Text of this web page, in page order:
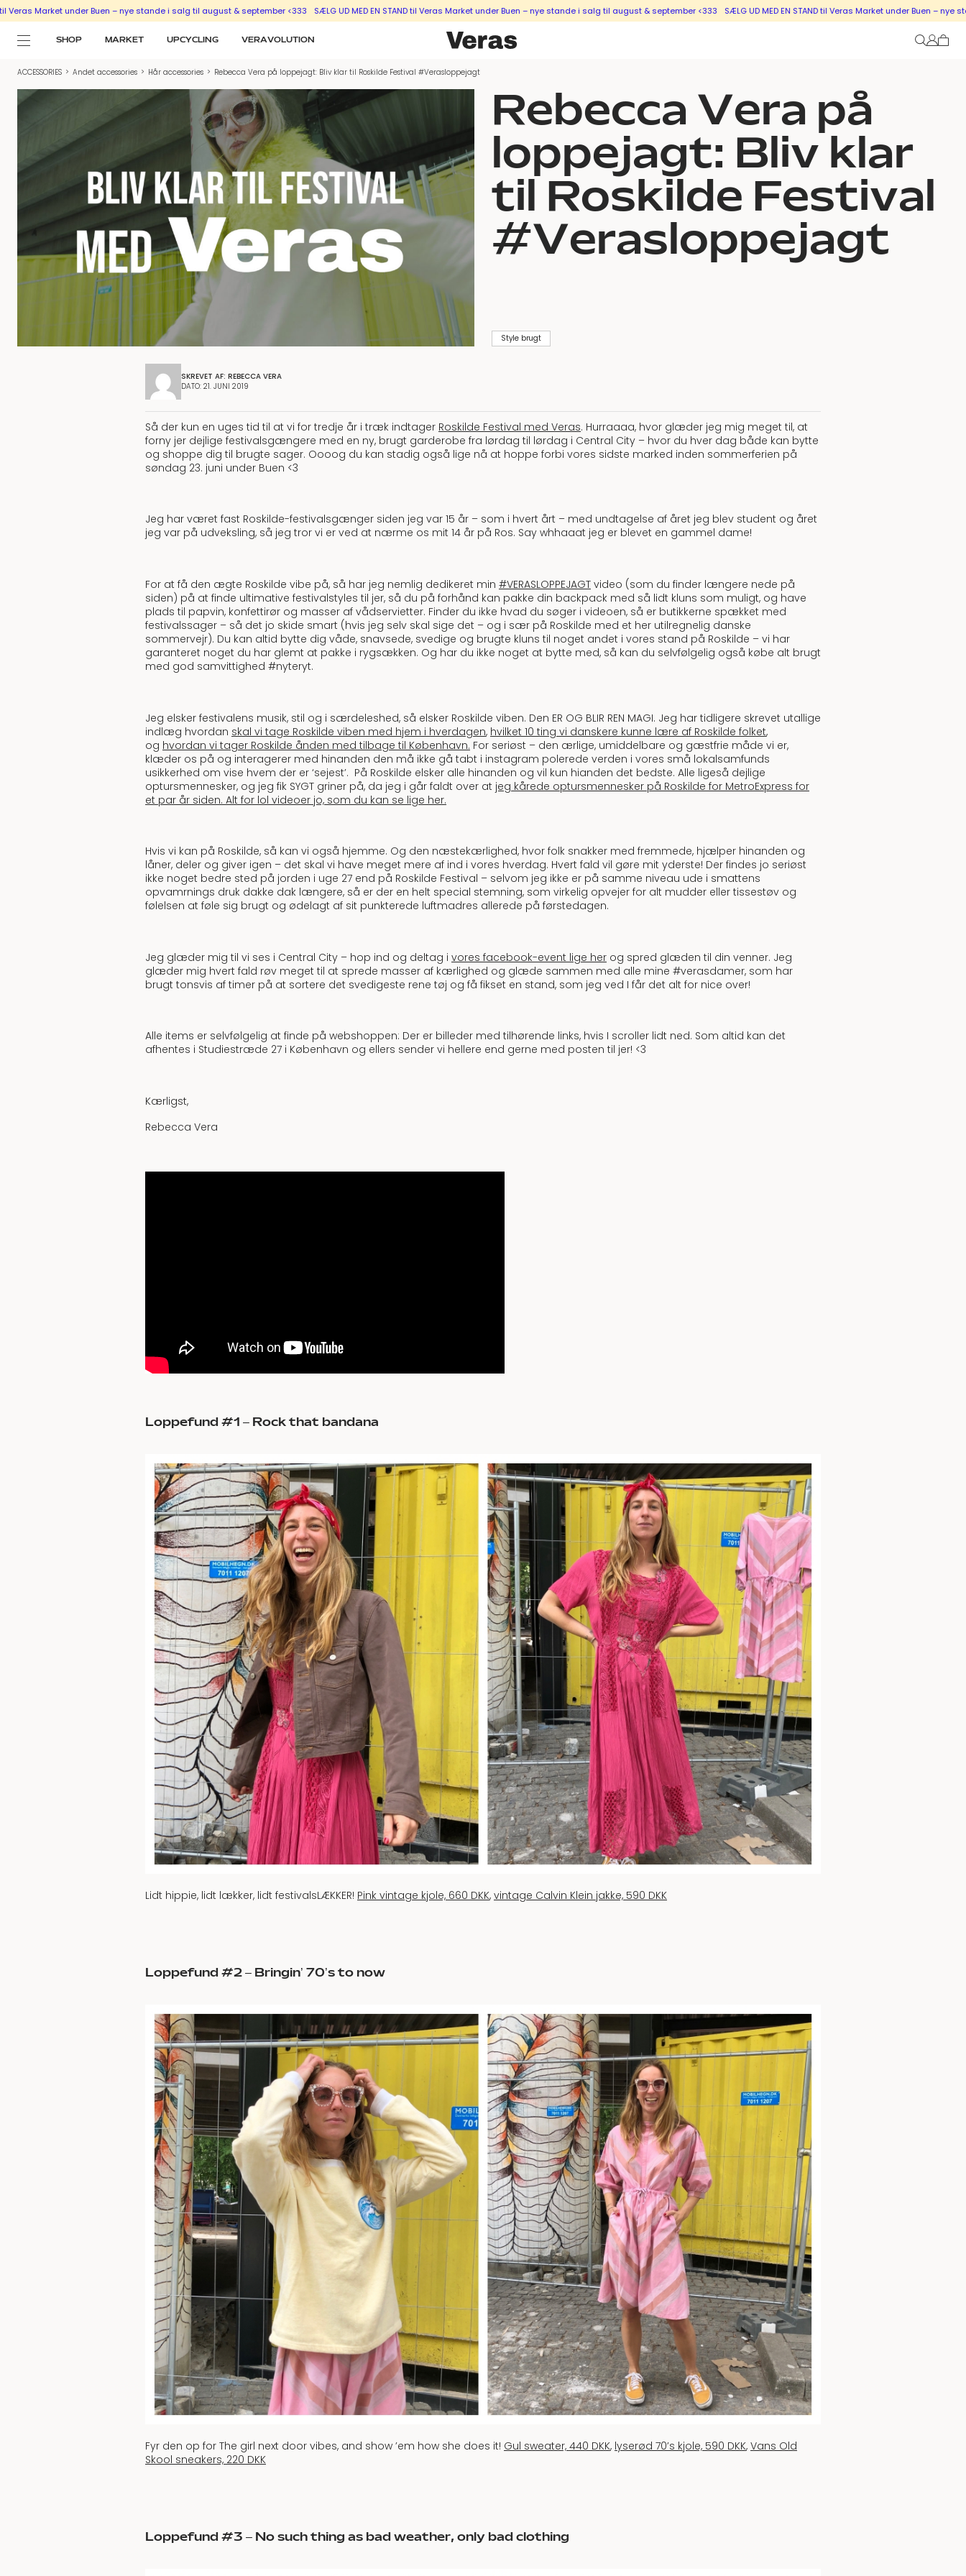
Market under Buen – nye stande i salg til august & september <333 SÆLG UD MED EN STAND til Veras Market under Buen – nye stande i salg til august & september <333 SÆLG UD MED EN STAND til Veras Market under Buen – nye stande i
SHOP MARKET UPCYCLING VERAVOLUTION
ACCESSORIES > Andet accessories > Hår accessories > Rebecca Vera på loppejagt: Bliv klar til Roskilde Festival #Verasloppejagt
Rebecca Vera på
loppejagt: Bliv klar
til Roskilde Festival
#Verasloppejagt
Style brugt
SKREVET AF: REBECCA VERA
DATO: 21. JUNI 2019
Så der kun en uges tid til at vi for tredje år i træk indtager Roskilde Festival med Veras. Hurraaaa, hvor glæder jeg mig meget til, at
forny jer dejlige festivalsgængere med en ny, brugt garderobe fra lørdag til lørdag i Central City – hvor du hver dag både kan bytte
og shoppe dig til brugte sager. Oooog du kan stadig også lige nå at hoppe forbi vores sidste marked inden sommerferien på
søndag 23. juni under Buen <3
Jeg har været fast Roskilde-festivalsgænger siden jeg var 15 år – som i hvert årt – med undtagelse af året jeg blev student og året
jeg var på udveksling, så jeg tror vi er ved at nærme os mit 14 år på Ros. Say whhaaat jeg er blevet en gammel dame!
For at få den ægte Roskilde vibe på, så har jeg nemlig dedikeret min #VERASLOPPEJAGT video (som du finder længere nede på
siden) på at finde ultimative festivalstyles til jer, så du på forhånd kan pakke din backpack med så lidt kluns som muligt, og have
plads til papvin, konfettirør og masser af vådservietter. Finder du ikke hvad du søger i videoen, så er butikkerne spækket med
festivalssager – så det jo skide smart (hvis jeg selv skal sige det – og i sær på Roskilde med et her utilregnelig danske
sommervejr). Du kan altid bytte dig våde, snavsede, svedige og brugte kluns til noget andet i vores stand på Roskilde – vi har
garanteret noget du har glemt at pakke i rygsækken. Og har du ikke noget at bytte med, så kan du selvfølgelig også købe alt brugt
med god samvittighed #nyteryt.
Jeg elsker festivalens musik, stil og i særdeleshed, så elsker Roskilde viben. Den ER OG BLIR REN MAGI. Jeg har tidligere skrevet utallige
indlæg hvordan skal vi tage Roskilde viben med hjem i hverdagen, hvilket 10 ting vi danskere kunne lære af Roskilde folket,
og hvordan vi tager Roskilde ånden med tilbage til København. For seriøst – den ærlige, umiddelbare og gæstfrie måde vi er,
klæder os på og interagerer med hinanden den må ikke gå tabt i instagram polerede verden i vores små lokalsamfunds
usikkerhed om vise hvem der er ‘sejest’. På Roskilde elsker alle hinanden og vil kun hianden det bedste. Alle ligeså dejlige
optursmennesker, og jeg fik SYGT griner på, da jeg i går faldt over at jeg kårede optursmennesker på Roskilde for MetroExpress for
et par år siden. Alt for lol videoer jo, som du kan se lige her.
Hvis vi kan på Roskilde, så kan vi også hjemme. Og den næstekærlighed, hvor folk snakker med fremmede, hjælper hinanden og
låner, deler og giver igen – det skal vi have meget mere af ind i vores hverdag. Hvert fald vil gøre mit yderste! Der findes jo seriøst
ikke noget bedre sted på jorden i uge 27 end på Roskilde Festival – selvom jeg ikke er på samme niveau ude i smattens
opvamrnings druk dakke dak længere, så er der en helt special stemning, som virkelig opvejer for alt mudder eller tissestøv og
følelsen at føle sig brugt og ødelagt af sit punkterede luftmadres allerede på førstedagen.
Jeg glæder mig til vi ses i Central City – hop ind og deltag i vores facebook-event lige her og spred glæden til din venner. Jeg
glæder mig hvert fald røv meget til at sprede masser af kærlighed og glæde sammen med alle mine #verasdamer, som har
brugt tonsvis af timer på at sortere det svedigeste rene tøj og få fikset en stand, som jeg ved I får det alt for nice over!
Alle items er selvfølgelig at finde på webshoppen: Der er billeder med tilhørende links, hvis I scroller lidt ned. Som altid kan det
afhentes i Studiestræde 27 i København og ellers sender vi hellere end gerne med posten til jer! <3
Kærligst,
Rebecca Vera
Loppefund #1 – Rock that bandana
Lidt hippie, lidt lækker, lidt festivalsLÆKKER! Pink vintage kjole, 660 DKK, vintage Calvin Klein jakke, 590 DKK
Loppefund #2 – Bringin’ 70’s to now
Fyr den op for The girl next door vibes, and show ’em how she does it! Gul sweater, 440 DKK, lyserød 70’s kjole, 590 DKK, Vans Old
Skool sneakers, 220 DKK
Loppefund #3 – No such thing as bad weather, only bad clothing